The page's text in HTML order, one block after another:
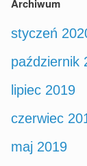
Archiwum
styczeń
październik
lipiec 2019
czerwiec
maj 2019